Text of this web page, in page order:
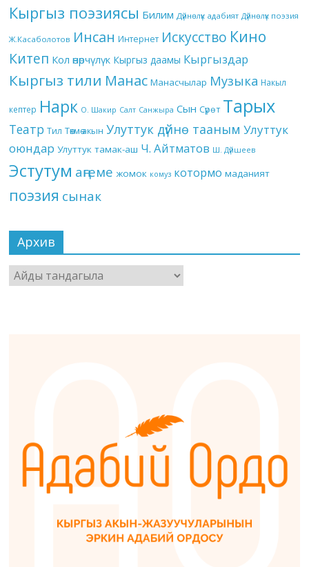
Кыргыз поэзиясы Билим Дүйнөлүк адабият Дүйнөлүк поэзия
Ж.Касаболотов Инсан Интернет Искусство Кино
Китеп Кол өнөрчүлүк Кыргыз даамы Кыргыздар
Кыргыз тили Манас Манасчылар Музыка Накыл
кептер Нарк О. Шакир Салт Санжыра Сын Сүрөт Тарых
Театр Тил Төкмө акын Улуттук дүйнө тааным Улуттук
оюндар Улуттук тамак-аш Ч. Айтматов Ш. Дүйшеев
Эстутум аңгеме жомок комуз котормо маданият
поэзия сынак
Архив
Архив